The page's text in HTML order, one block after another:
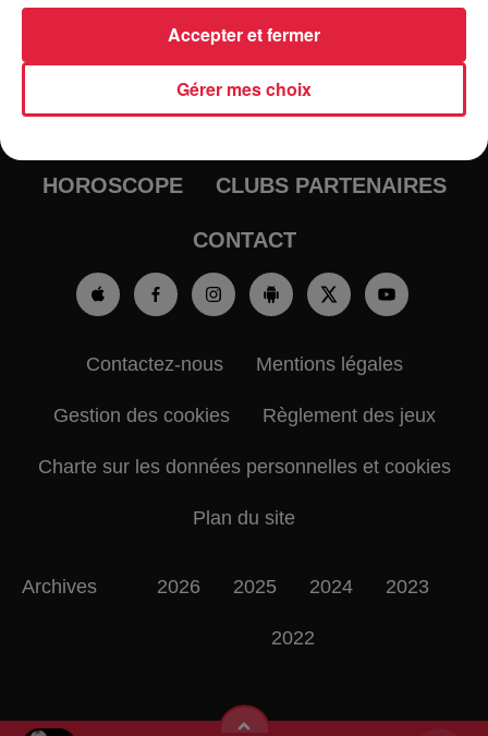
RADIO INFOS
TRAQUEURS D'EMPLOI
HOROSCOPE CLUBS PARTENAIRES
CONTACT
Contactez-nous Mentions légales
Gestion des cookies Règlement des jeux
Charte sur les données personnelles et cookies
Plan du site
Archives 2026 2025 2024 2023
2022
Gérer mes choix
Accepter et fermer